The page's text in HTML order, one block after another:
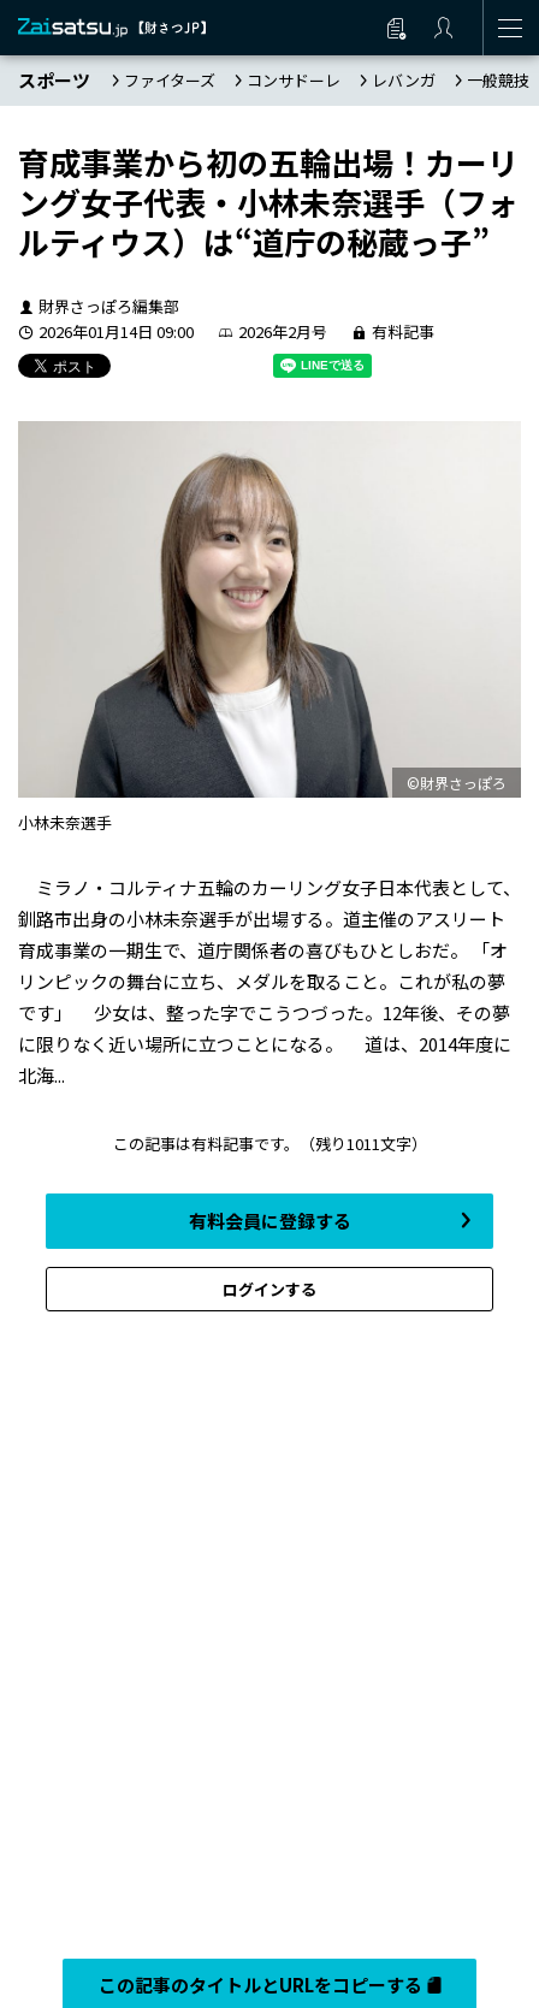
スポーツ ファイターズ コンサドーレ レバンガ 一般競技
育成事業から初の五輪出場！カーリ
ング女子代表・小林未奈選手（フォ
ルティウス）は“道庁の秘蔵っ子”
財界さっぽろ編集部
2026年01月14日 09:00
2026年2月号 有料記事
©財界さっぽろ
小林未奈選手
ミラノ・コルティナ五輪のカーリング女子日本代表として、
釧路市出身の小林未奈選手が出場する。道主催のアスリート
育成事業の一期生で、道庁関係者の喜びもひとしおだ。 「オ
リンピックの舞台に立ち、メダルを取ること。これが私の夢
です」 少女は、整った字でこうつづった。12年後、その夢
に限りなく近い場所に立つことになる。 道は、2014年度に
北海...
この記事は有料記事です。 （残り1011文字）
有料会員に登録する
ログインする
この記事のタイトルとURLをコピーする